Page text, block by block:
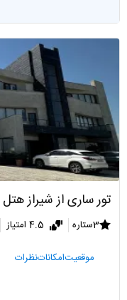
تور ساری از شیراز
3ستاره 4.5 امتیاز
موقعیتامکاناتنظرات